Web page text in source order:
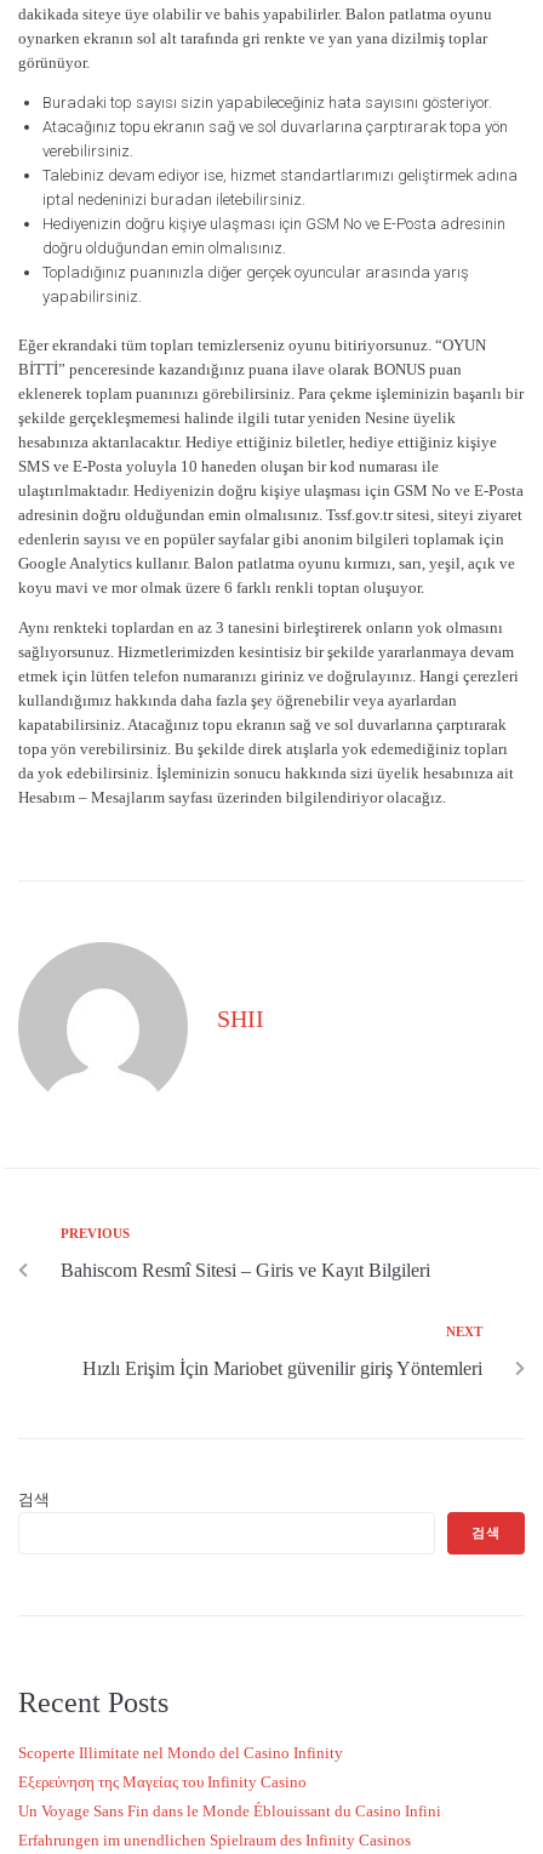
dakikada siteye üye olabilir ve bahis yapabilirler. Balon patlatma oyunu
oynarken ekranın sol alt tarafında gri renkte ve yan yana dizilmiş toplar
görünüyor.
Buradaki top sayısı sizin yapabileceğiniz hata sayısını gösteriyor.
Atacağınız topu ekranın sağ ve sol duvarlarına çarptırarak topa yön
verebilirsiniz.
Talebiniz devam ediyor ise, hizmet standartlarımızı geliştirmek adına
iptal nedeninizi buradan iletebilirsiniz.
Hediyenizin doğru kişiye ulaşması için GSM No ve E-Posta adresinin
doğru olduğundan emin olmalısınız.
Topladığınız puanınızla diğer gerçek oyuncular arasında yarış
yapabilirsiniz.
Eğer ekrandaki tüm topları temizlerseniz oyunu bitiriyorsunuz. “OYUN
BİTTİ” penceresinde kazandığınız puana ilave olarak BONUS puan
eklenerek toplam puanınızı görebilirsiniz. Para çekme işleminizin başarılı bir
şekilde gerçekleşmemesi halinde ilgili tutar yeniden Nesine üyelik
hesabınıza aktarılacaktır. Hediye ettiğiniz biletler, hediye ettiğiniz kişiye
SMS ve E-Posta yoluyla 10 haneden oluşan bir kod numarası ile
ulaştırılmaktadır. Hediyenizin doğru kişiye ulaşması için GSM No ve E-Posta
adresinin doğru olduğundan emin olmalısınız. Tssf.gov.tr sitesi, siteyi ziyaret
edenlerin sayısı ve en popüler sayfalar gibi anonim bilgileri toplamak için
Google Analytics kullanır. Balon patlatma oyunu kırmızı, sarı, yeşil, açık ve
koyu mavi ve mor olmak üzere 6 farklı renkli toptan oluşuyor.
Aynı renkteki toplardan en az 3 tanesini birleştirerek onların yok olmasını
sağlıyorsunuz. Hizmetlerimizden kesintisiz bir şekilde yararlanmaya devam
etmek için lütfen telefon numaranızı giriniz ve doğrulayınız. Hangi çerezleri
kullandığımız hakkında daha fazla şey öğrenebilir veya ayarlardan
kapatabilirsiniz. Atacağınız topu ekranın sağ ve sol duvarlarına çarptırarak
topa yön verebilirsiniz. Bu şekilde direk atışlarla yok edemediğiniz topları
da yok edebilirsiniz. İşleminizin sonucu hakkında sizi üyelik hesabınıza ait
Hesabım – Mesajlarım sayfası üzerinden bilgilendiriyor olacağız.
SHII
PREVIOUS
Bahiscom Resmî Sitesi – Giris ve Kayıt Bilgileri
NEXT
Hızlı Erişim İçin Mariobet güvenilir giriş Yöntemleri
검색
검색
Recent Posts
Scoperte Illimitate nel Mondo del Casino Infinity
Εξερεύνηση της Μαγείας του Infinity Casino
Un Voyage Sans Fin dans le Monde Éblouissant du Casino Infini
Erfahrungen im unendlichen Spielraum des Infinity Casinos